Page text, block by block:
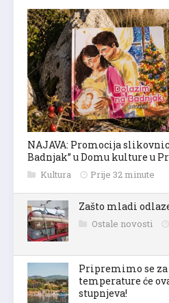
NAJAVA: Promocija
Badnjak” u Domu kulture u
Kultura Prije 32 minute
Zašto mladi
Ostale novosti
Pripremimo se
temperature će
stupnjeva!